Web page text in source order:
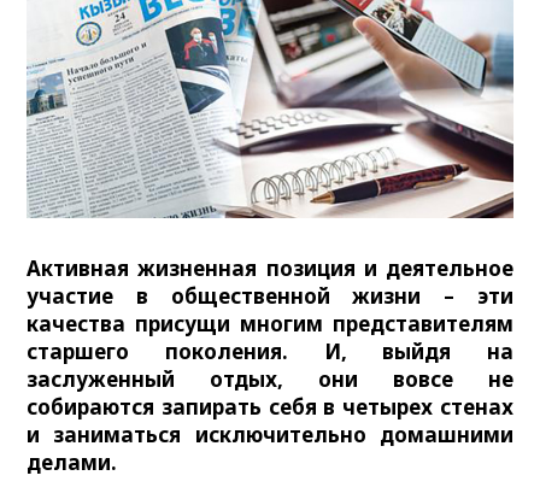
Активная жизненная позиция и деятельное
участие в общественной жизни – эти
качества присущи многим представителям
старшего поколения. И, выйдя на
заслуженный отдых, они вовсе не
собираются запирать себя в четырех стенах
и заниматься исключительно домашними
делами.